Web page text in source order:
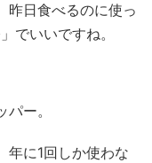
昨日食べるのに使っ
でいいですね。
ー。
年に1回しか使わな